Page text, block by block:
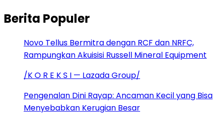
Berita Populer
Novo Tellus Bermitra dengan RCF dan NRFC,
Rampungkan Akuisisi Russell Mineral Equipment
/K O R E K S I — Lazada Group/
Pengenalan Dini Rayap: Ancaman Kecil yang Bisa
Menyebabkan Kerugian Besar